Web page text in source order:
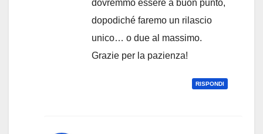
dovremmo essere a buon punto,
dopodiché faremo un rilascio
unico… o due al massimo.
Grazie per la pazienza!
RISPONDI